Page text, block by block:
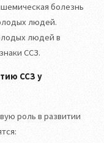
болезнь
людей.
людей в
ССЗ.
ССЗ у
роль в развитии